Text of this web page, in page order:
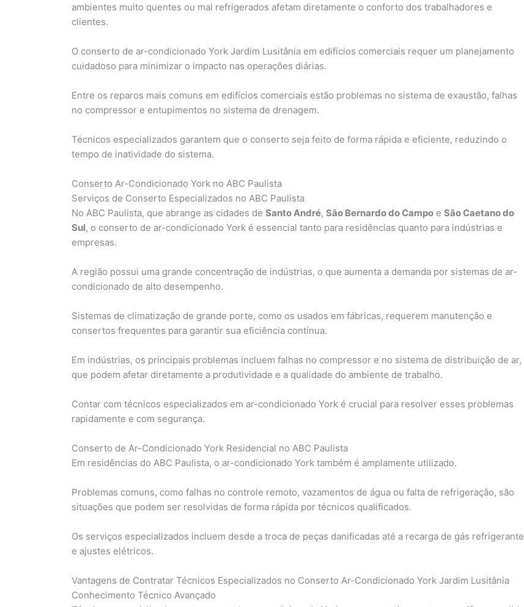
ambientes muito quentes ou mal refrigerados afetam diretamente o conforto dos trabalhadores e
clientes.
O conserto de ar-condicionado York Jardim Lusitânia em edifícios comerciais requer um planejamento
cuidadoso para minimizar o impacto nas operações diárias.
Entre os reparos mais comuns em edifícios comerciais estão problemas no sistema de exaustão, falhas
no compressor e entupimentos no sistema de drenagem.
Técnicos especializados garantem que o conserto seja feito de forma rápida e eficiente, reduzindo o
tempo de inatividade do sistema.
Conserto Ar-Condicionado York no ABC Paulista
Serviços de Conserto Especializados no ABC Paulista
No ABC Paulista, que abrange as cidades de Santo André, São Bernardo do Campo e São Caetano do
Sul, o conserto de ar-condicionado York é essencial tanto para residências quanto para indústrias e
empresas.
A região possui uma grande concentração de indústrias, o que aumenta a demanda por sistemas de ar-
condicionado de alto desempenho.
Sistemas de climatização de grande porte, como os usados em fábricas, requerem manutenção e
consertos frequentes para garantir sua eficiência contínua.
Em indústrias, os principais problemas incluem falhas no compressor e no sistema de distribuição de ar,
que podem afetar diretamente a produtividade e a qualidade do ambiente de trabalho.
Contar com técnicos especializados em ar-condicionado York é crucial para resolver esses problemas
rapidamente e com segurança.
Conserto de Ar-Condicionado York Residencial no ABC Paulista
Em residências do ABC Paulista, o ar-condicionado York também é amplamente utilizado.
Problemas comuns, como falhas no controle remoto, vazamentos de água ou falta de refrigeração, são
situações que podem ser resolvidas de forma rápida por técnicos qualificados.
Os serviços especializados incluem desde a troca de peças danificadas até a recarga de gás refrigerante
e ajustes elétricos.
Vantagens de Contratar Técnicos Especializados no Conserto Ar-Condicionado York Jardim Lusitânia
Conhecimento Técnico Avançado